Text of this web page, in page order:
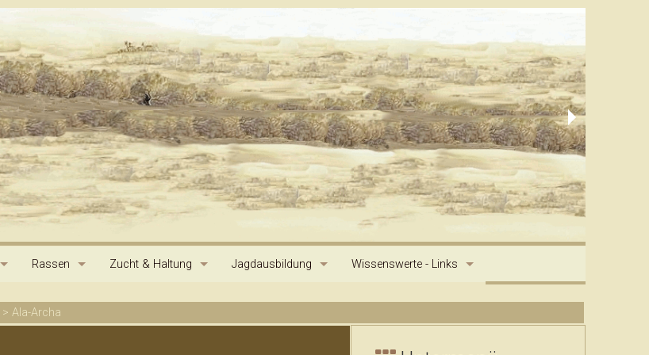
Rassen
Hortaya Borzaya Standard
Zucht & Haltung
Ursprung der Hunde
Jagdausbildung
Jagdprüfung
Wissenswerte - Links
Saluki Geschichte
> Ala-Archa